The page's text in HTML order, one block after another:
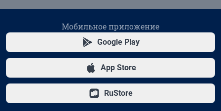
Мобильное приложение
Google Play
App Store
RuStore